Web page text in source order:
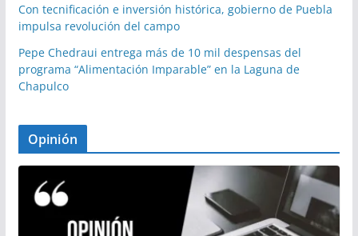
Con tecnificación e inversión histórica, gobierno de Puebla
impulsa revolución del campo
Pepe Chedraui entrega más de 10 mil despensas del
programa “Alimentación Imparable” en la Laguna de
Chapulco
Opinión